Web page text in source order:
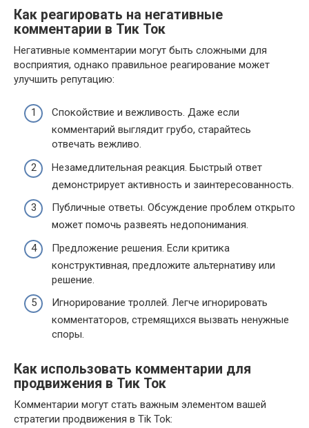
Как реагировать на негативные
комментарии в Тик Ток
Негативные комментарии могут быть сложными для
восприятия, однако правильное реагирование может
улучшить репутацию:
Спокойствие и вежливость. Даже если
комментарий выглядит грубо, старайтесь
отвечать вежливо.
Незамедлительная реакция. Быстрый ответ
демонстрирует активность и заинтересованность.
Публичные ответы. Обсуждение проблем открыто
может помочь развеять недопонимания.
Предложение решения. Если критика
конструктивная, предложите альтернативу или
решение.
Игнорирование троллей. Легче игнорировать
комментаторов, стремящихся вызвать ненужные
споры.
Как использовать комментарии для
продвижения в Тик Ток
Комментарии могут стать важным элементом вашей
стратегии продвижения в Tik Tok: